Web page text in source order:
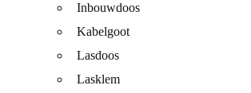
Inbouwdoos
Kabelgoot
Lasdoos
Lasklem